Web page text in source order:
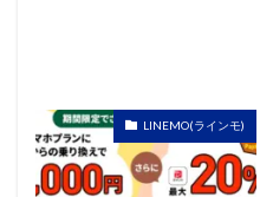
LINEMO(ラインモ)